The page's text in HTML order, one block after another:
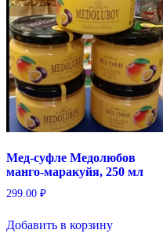
Мед-суфле Медолюбов
манго-маракуйя, 250 мл
299.00 ₽
Добавить в корзину